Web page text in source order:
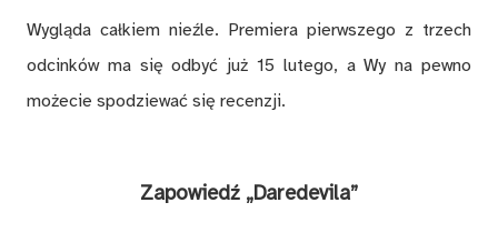
Wygląda całkiem nieźle. Premiera pierwszego z trzech
odcinków ma się odbyć już 15 lutego, a Wy na pewno
możecie spodziewać się recenzji.
Zapowiedź „Daredevila”